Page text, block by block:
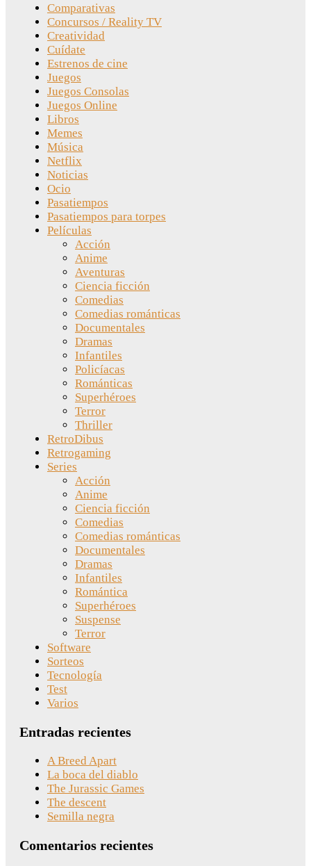
Comparativas
Concursos / Reality TV
Creatividad
Cuídate
Estrenos de cine
Juegos
Juegos Consolas
Juegos Online
Libros
Memes
Música
Netflix
Noticias
Ocio
Pasatiempos
Pasatiempos para torpes
Películas
Acción
Anime
Aventuras
Ciencia ficción
Comedias
Comedias románticas
Documentales
Dramas
Infantiles
Policíacas
Románticas
Superhéroes
Terror
Thriller
RetroDibus
Retrogaming
Series
Acción
Anime
Ciencia ficción
Comedias
Comedias románticas
Documentales
Dramas
Infantiles
Romántica
Superhéroes
Suspense
Terror
Software
Sorteos
Tecnología
Test
Varios
Entradas recientes
A Breed Apart
La boca del diablo
The Jurassic Games
The descent
Semilla negra
Comentarios recientes